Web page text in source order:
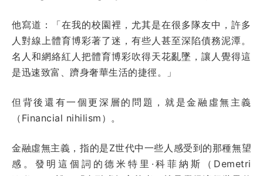
他寫道：「在我的校園裡，尤其是在很多隊友中，許多
人對線上體育博彩著了迷，有些人甚至深陷債務泥潭。
名人和網絡紅人把體育博彩吹得天花亂墜，讓人覺得這
是迅速致富、躋身奢華生活的捷徑。」
但背後還有一個更深層的問題，就是金融虛無主義
（Financial nihilism）。
金融虛無主義，指的是Z世代中一些人感受到的那種無望
感。發明這個詞的德米特里·科菲納斯（Demetri